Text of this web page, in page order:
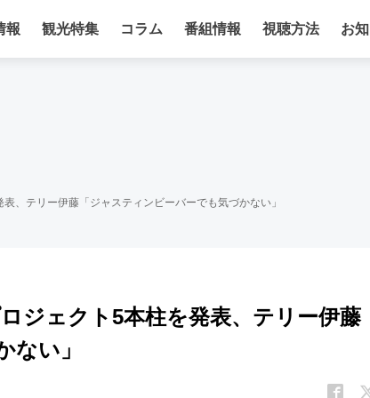
報 観光特集 コラム 番組情報 視聴方法 お
、テリー伊藤「ジャスティンビーバーでも気づかない」
ジェクト5本柱を発表、テリー伊藤
ない」